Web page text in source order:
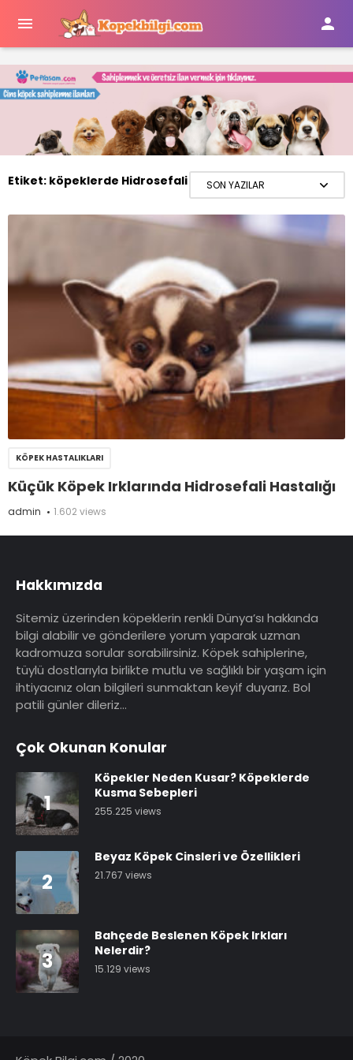
 
Etiket: köpeklerde Hidrosefali
KÖPEK HASTALIKLARI
Küçük Köpek Irklarında Hidrosefali Hastalığı
admin 1.602 views
Hakkımızda
Sitemiz üzerinden köpeklerin renkli Dünya’sı hakkında
bilgi alabilir ve gönderilere yorum yaparak uzman
kadromuza sorular sorabilirsiniz. Köpek sahiplerine,
tüylü dostlarıyla birlikte mutlu ve sağlıklı bir yaşam için
ihtiyacınız olan bilgileri sunmaktan keyif duyarız. Bol
patili günler dileriz…
Çok Okunan Konular
1
Köpekler Neden Kusar? Köpeklerde
Kusma Sebepleri
255.225 views
2
Beyaz Köpek Cinsleri ve Özellikleri
21.767 views
3
Bahçede Beslenen Köpek Irkları
Nelerdir?
15.129 views